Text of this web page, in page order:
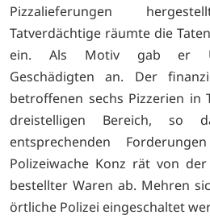
Pizzalieferungen
Tatverdächtige räumte die
ein. Als Motiv gab er
Geschädigten an. Der
betroffenen sechs Pizzerien in
dreistelligen Bereich, so
entsprechenden
Polizeiwache Konz rät von
bestellter Waren ab. Mehren
örtliche Polizei eingeschaltet